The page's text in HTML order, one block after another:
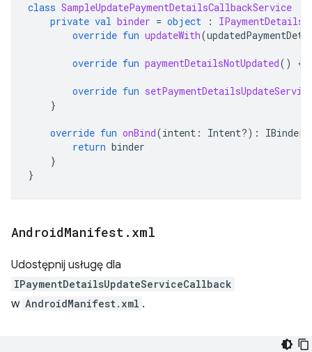
class SampleUpdatePaymentDetailsCallbackService
private val binder = object :
override fun updateWith(
override fun paymentDetailsNotUpdated() {}
override fun
}
override fun onBind(intent : Intent?) :
return binder
}
}
AndroidManifest . xml
Udostępnij usługę dla
IPaymentDetailsUpdateServiceCallback
w AndroidManifest.xml .